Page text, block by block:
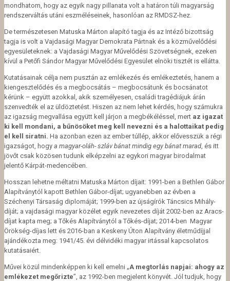
mondhatom, hogy az egyik nagy pillanata volt a határon túli magyarság
rendszerváltás utáni eszméléseinek, hasonlóan az RMDSZ-hez.
De természetesen Matuska Márton alapító tagja és az Intéző bizottság
tagja is volt a Vajdasági Magyar Demokrata Pártnak és a közművelődési
egyesületeknek: a Vajdasági Magyar Művelődési Szövetségnek, ezeken
kívül a Petőfi Sándor Magyar Művelődési Egyesület elnöki tisztét is ellátta.
Kutatásainak célja nem pusztán az emlékezés és emlékeztetés, hanem a
kiengesztelődés és a megbocsátás – megbocsátunk és bocsánatot
kérünk – együtt azokkal, akik személyesen, családi tragédiájuk árán
szenvedték el az üldöztetést. Hiszen az nem lehet kérdés, hogy számukra
az igazság megvallása együtt kell járjon a megbékéléssel, mert az igazat
ki kell mondani, a bűnösöket meg kell nevezni és a halottaikat pedig
el kell siratni. Ha azonban ezen az ember túllép, akkor elővesszük a régi
igazságot, hogy a magyar-oláh- szláv bánat mindig egy bánat marad, és itt
jövőt csak közösen tudunk elképzelni az egykori magyar birodalmat
jelentő Kárpát-medencében.
Hosszan lehetne méltatni Matuska Márton díjait: 1991-ben a Bethlen Gábor
Alapítványtól kapott Bethlen Gábor-díjat; ugyanebben az évben a
Széchenyi Társaság diplomáját; 1999-ben az újságírók Táncsics Mihály-
díját; a vajdasági magyar közélet egyik nevezetes díját 2002-ben az Aracs-
díjat kapta meg; a Tőkés Alapítványtól a Tőkés-díjat; 2014-ben Magyar
Örökség-díjas lett és 2016-ban a Keskeny Úton Alapítvány életműdíjjal
ajándékozta meg: 1941/45. évi délvidéki magyar irtással kapcsolatos
kutatásaiért.
Művei közül mindenképpen ki kell emelni „A megtorlás napjai: ahogy az
emlékezet megőrizte”, az 1992-ben megjelent könyvét. Jól tudjuk, hogy